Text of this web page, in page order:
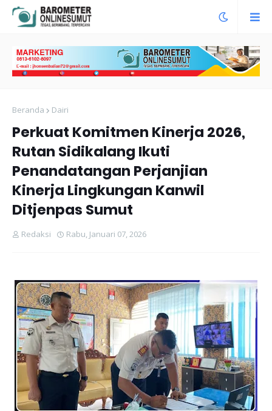
Beranda Dairi
Perkuat Komitmen Kinerja 2026,
Rutan Sidikalang Ikuti
Penandatangan Perjanjian
Kinerja Lingkungan Kanwil
Ditjenpas Sumut
Redaksi Rabu, Januari 07, 2026